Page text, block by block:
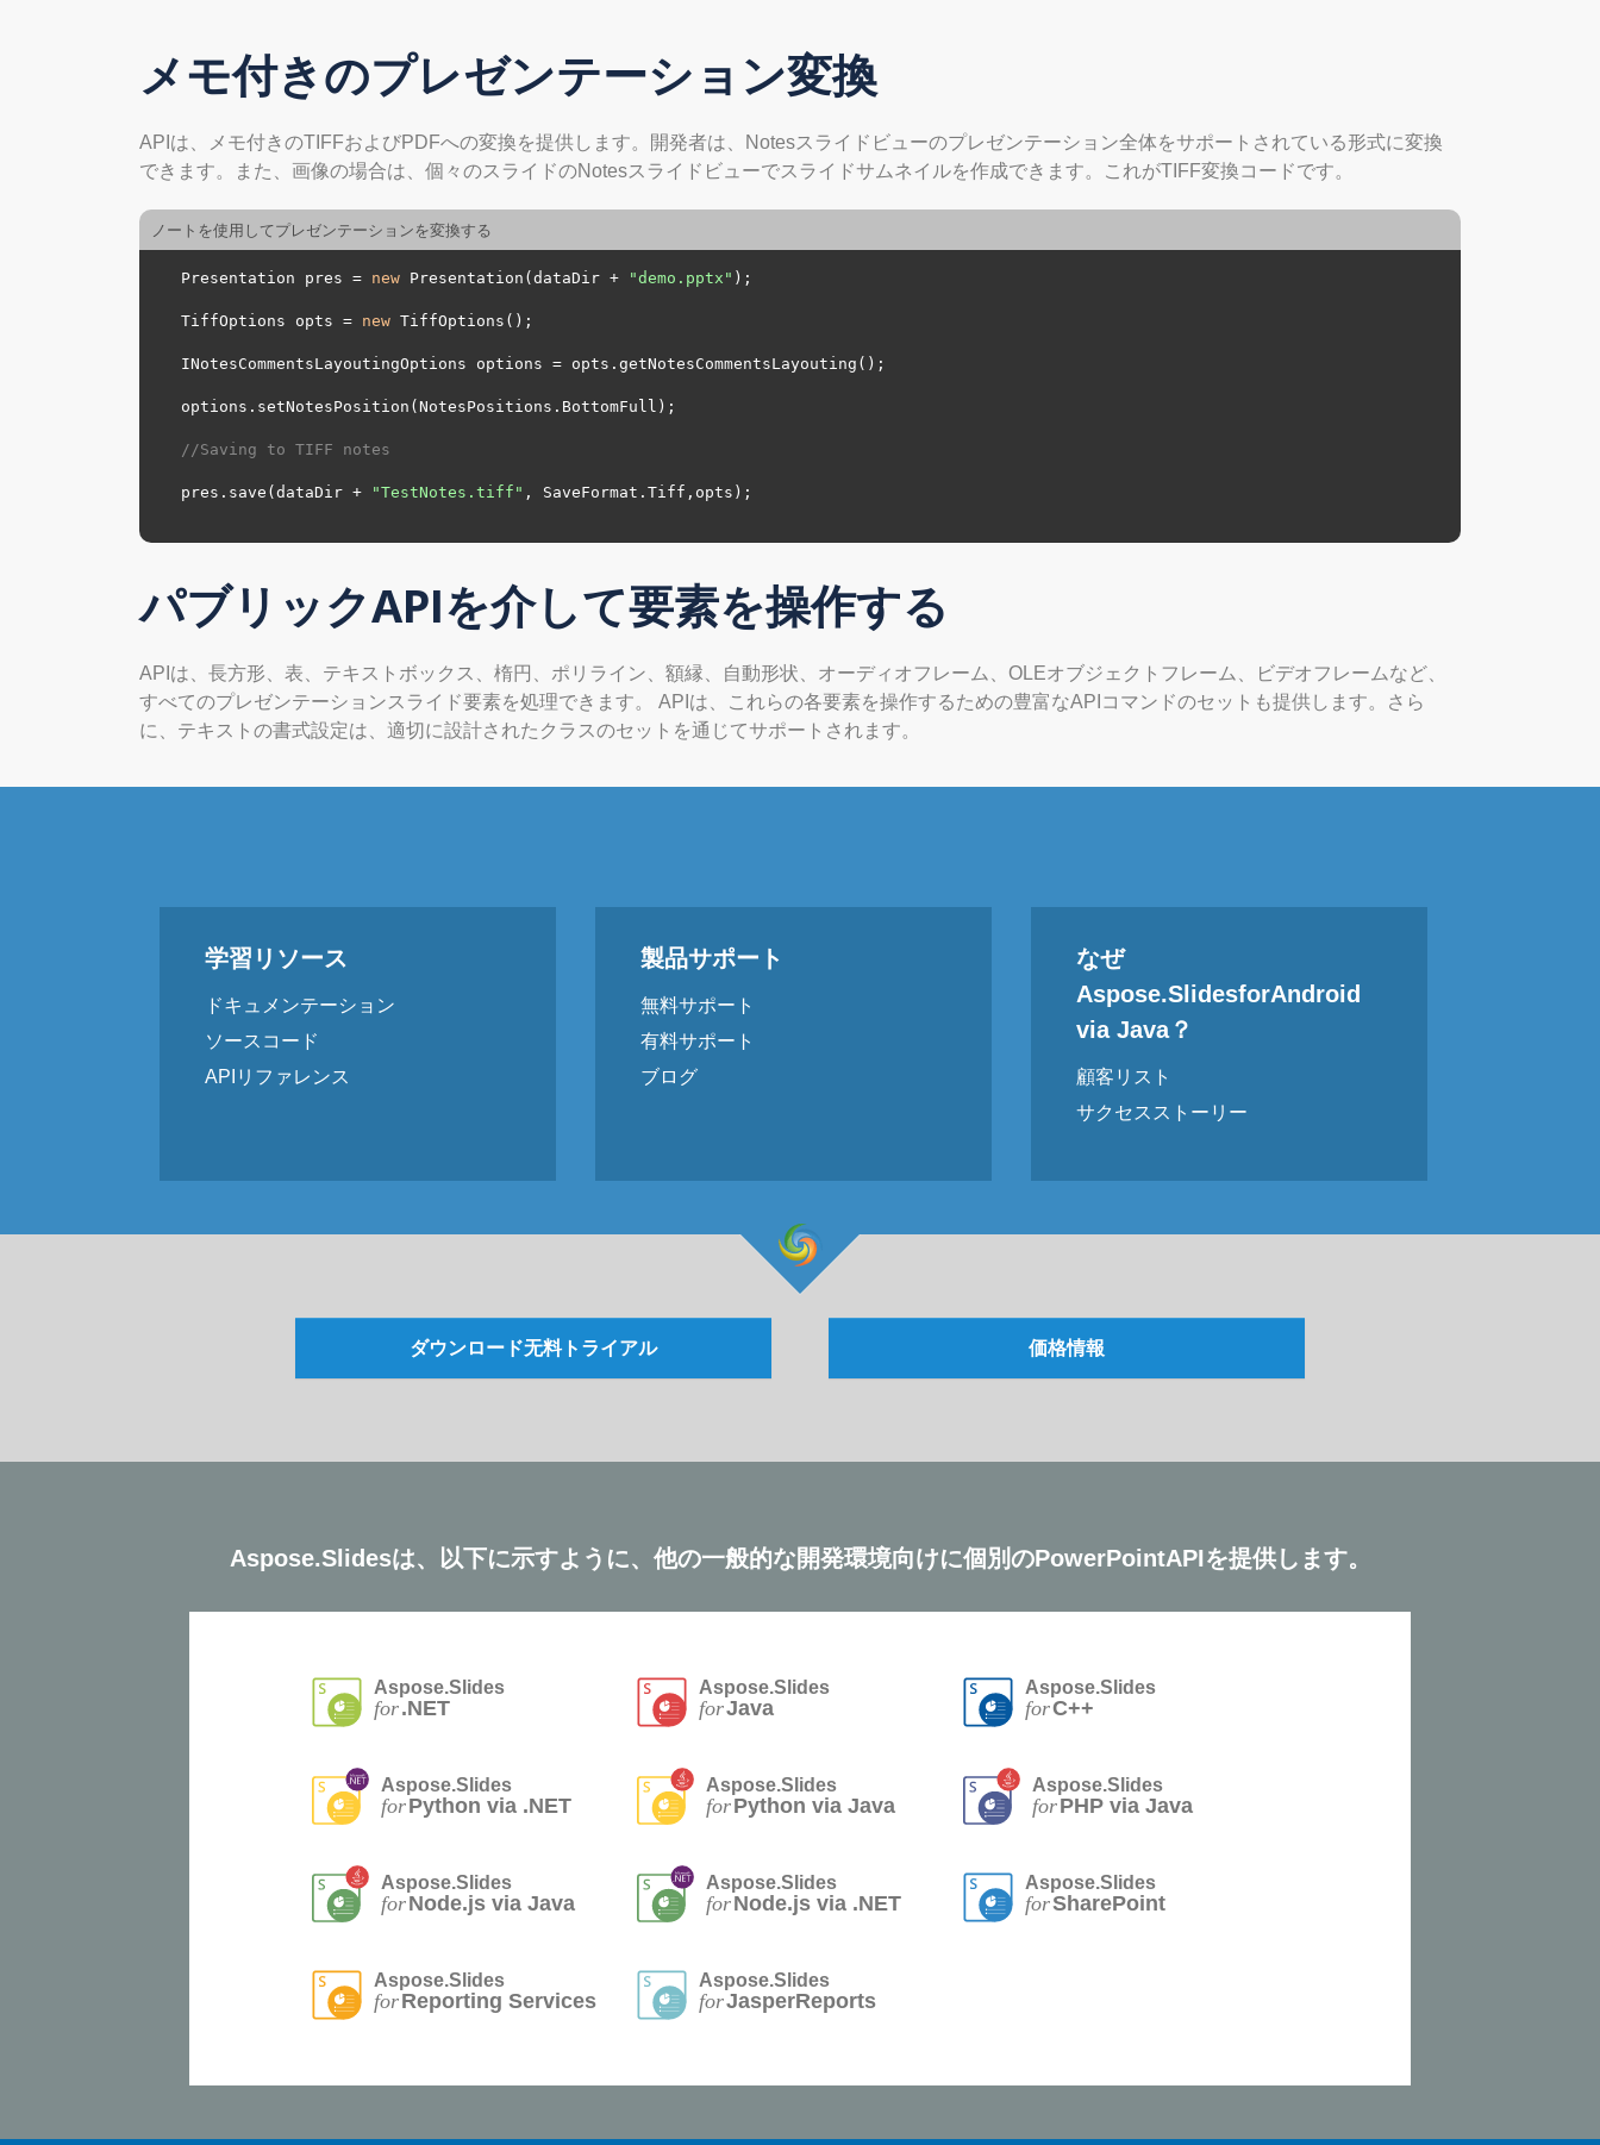
メモ付きのプレゼンテーション変換
APIは、メモ付きのTIFFおよびPDFへの変換を提供します。開発者は、Notesスライドビューのプレゼンテーション全体をサポートされている形式に変換
できます。また、画像の場合は、個々のスライドのNotesスライドビューでスライドサムネイルを作成できます。これがTIFF変換コードです。
ノートを使用してプレゼンテーションを変換する
Presentation pres = new Presentation(dataDir + "demo.pptx" );
TiffOptions opts = new TiffOptions();
INotesCommentsLayoutingOptions options = opts.getNotesCommentsLayouting();
options.setNotesPosition(NotesPositions.BottomFull);
//Saving to TIFF notes
pres.save(dataDir + "TestNotes.tiff" , SaveFormat.Tiff,opts);
パブリックAPIを介して要素を操作する
APIは、長方形、表、テキストボックス、楕円、ポリライン、額縁、自動形状、オーディオフレーム、OLEオブジェクトフレーム、ビデオフレームなど、
すべてのプレゼンテーションスライド要素を処理できます。 APIは、これらの各要素を操作するための豊富なAPIコマンドのセットも提供します。さら
に、テキストの書式設定は、適切に設計されたクラスのセットを通じてサポートされます。
学習リソース
ドキュメンテーション
ソースコード
APIリファレンス
製品サポート
無料サポート
有料サポート
ブログ
なぜ
Aspose.SlidesforAndroid
via Java？
顧客リスト
サクセスストーリー
ダウンロード无料トライアル 価格情報
Aspose.Slidesは、以下に示すように、他の一般的な開発環境向けに個別のPowerPointAPIを提供します。
Aspose.Slides
for.NET
Aspose.Slides
forJava
Aspose.Slides
forC++
Aspose.Slides
forPython via .NET
Aspose.Slides
forPython via Java
Aspose.Slides
forPHP via Java
Aspose.Slides
forNode.js via Java
Aspose.Slides
forNode.js via .NET
Aspose.Slides
forSharePoint
Aspose.Slides
forReporting Services
Aspose.Slides
forJasperReports